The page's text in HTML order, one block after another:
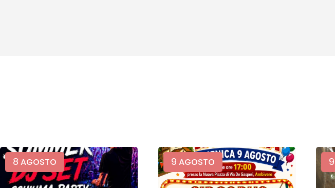
8 AGOSTO 9 AGOSTO 9